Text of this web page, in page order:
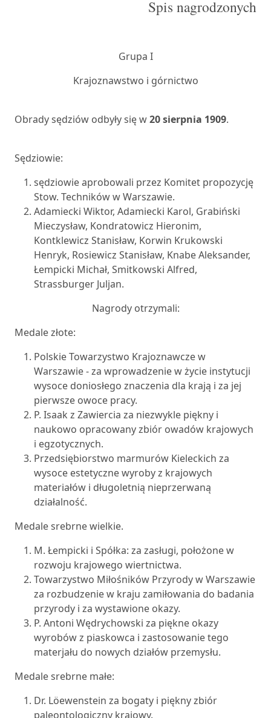
Spis nagrodzonych
Grupa I
Krajoznawstwo i górnictwo
Obrady sędziów odbyły się w20 sierpnia 1909.
Sędziowie:
sędziowie aprobowali przez Komitet propozycję
Stow. Techników w Warszawie.
Adamiecki Wiktor, Adamiecki Karol, Grabiński
Mieczysław, Kondratowicz Hieronim,
Kontklewicz Stanisław, Korwin Krukowski
Henryk, Rosiewicz Stanisław, Knabe Aleksander,
Łempicki Michał, Smitkowski Alfred,
Strassburger Juljan.
Nagrody otrzymali:
Medale złote:
Polskie Towarzystwo Krajoznawcze w
Warszawie - za wprowadzenie w życie instytucji
wysoce doniosłego znaczenia dla krają i za jej
pierwsze owoce pracy.
P. Isaak z Zawiercia za niezwykle piękny i
naukowo opracowany zbiór owadów krajowych
i egzotycznych.
Przedsiębiorstwo marmurów Kieleckich za
wysoce estetyczne wyroby z krajowych
materiałów i długoletnią nieprzerwaną
działalność.
Medale srebrne wielkie.
M. Łempicki i Spółka: za zasługi, położone w
rozwoju krajowego wiertnictwa.
Towarzystwo Miłośników Przyrody w Warszawie
za rozbudzenie w kraju zamiłowania do badania
przyrody i za wystawione okazy.
P. Antoni Wędrychowski za piękne okazy
wyrobów z piaskowca i zastosowanie tego
materjału do nowych działów przemysłu.
Medale srebrne małe:
Dr. Löewenstein za bogaty i piękny zbiór
paleontologiczny krajowy.